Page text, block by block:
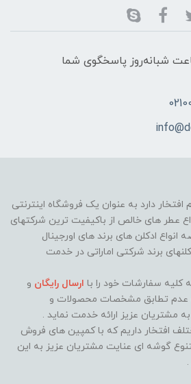
هفته ، ۲۴ ساعت شبانه‌روز پاسخگوی شما
افتخار دارد به عنوان یک فروشگاه اینترنتی
عطر های خالص از باکیفیت ترین شرکتهای
ادکلن های برند های اورجینال
برند شرکتی اماراتی در خدمت
کلیه سفارشات خود را با ارسال رایگان و
تطابق مشخصات محصولات و
مشتریان عزیز ارائه خدمت نماید ‌.
افتخار داریم که با کمپین های فروش
گوشه ای عنایت مشتریان عزیز به این